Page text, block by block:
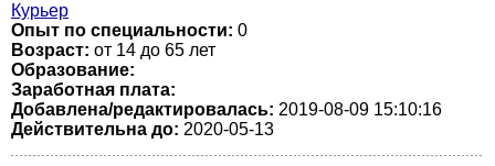
Курьер
Опыт по специальности: 0
Возраст: от 14 до 65 лет
Образование:
Заработная плата:
Добавлена/редактировалась: 2019-08-09 15:10:16
Действительна до: 2020-05-13